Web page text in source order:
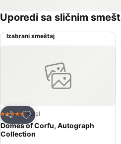
Uporedi sa sličnim
Izabrani smeštaj
Deli
Dodati u favorite
5 ZvezdiceHotel
Domes of Corfu, Autograph
Collection